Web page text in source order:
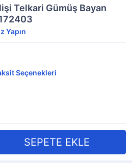
Telkari Gümüş Bayan
Yapın
Seçenekleri